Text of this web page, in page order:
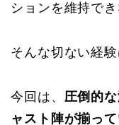
ションを維持でき
そんな切ない経
今回は、 圧倒的
ャスト陣が揃っ